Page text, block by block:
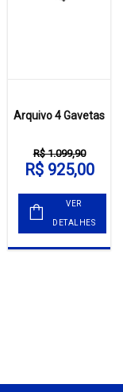
Arquivo 4 Gavetas
R$ 1.099,90
R$ 925,00
VER
DETALHES